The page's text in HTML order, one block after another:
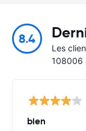
8.4
Les
108006
bien